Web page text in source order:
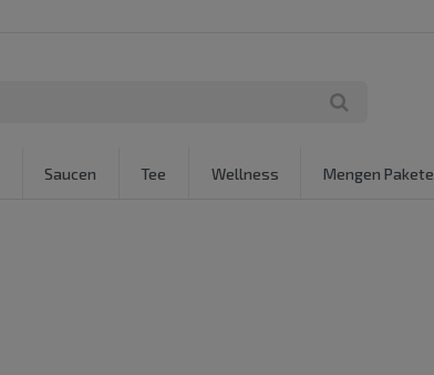
Saucen Tee Wellness Mengen Pakete